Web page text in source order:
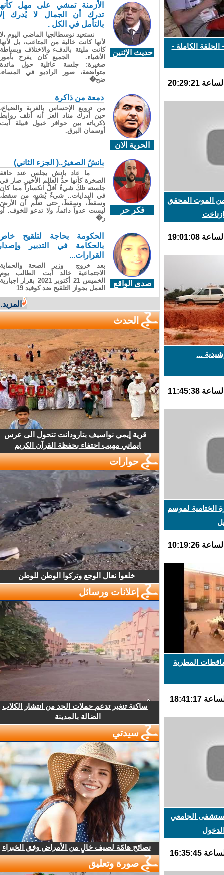
الكاملة -
الموت المحقق
...
لموسم
المطرية
الجامعي
حديث الإثنين
الأزمنة تمشي على مهل كأنها
تدرك أن الجمال لا يُدرك إلا
بالتأمل في الكل .
نستعيد نوسطالجيا الماضي اليوم ،لا
لأنها كانت خالية من المتاعب، بل لأنها
كانت مليئة بالدفء والاختلاف وبساطة
الأشياء. الجميع كان يفرح بأمور
صغيرة: جلسة عائلية حول مائدة
متواضعة، صور الراديو في المساء،
ضح�
الحرية الان
دمعة من ذاكرة
من ترويع الإحساس بالغربة والضياع،
حين أدرك مناد العز أنه أتلف روابط
ذكرياته بين حوافر خيول قبيلة آيت
أوسمان البرق.
فكر حر
بانشُ الصغيرُ..( الجزء الثاني)
ما عاد بانش يجلس عند حافة
الصخرة كأنها حدُّ العالم الأخير. صار في
جلسته تلكَ شيءٌ أقلُّ انكساراً مما كان
في البدايات.. شيءٌ يُشبِه من سقطَ،
وسقطَ، وسقطَ، حتى تعلّم أن الأرضَ
ليست عدواً دائماً، ولا تدعو للخوف. أو
ر�
صدى الواقع
الحكومة بحاجة لتلقيح خاص
بالحكامة في التدبير وإصدار
القرارات...
بعد خروج وزير الصحة والحماية
الاجتماعية خالد أبت الطالب يوم
الخميس 21 أكتوبر 2021 بقرار اجبارية
العمل بجواز التلقيح ضد كوفيد 19
المزيد...
الحدث
قرية إيمي نواسيف بتارودانت تتحول الى عرس
ايماني مهيب احتفاء بحفظة القرآن الكريم
حوارات
خلعوا نعال الوجع وتركوا الوطن للوطن
إعلانات ورسائل
ساكنة تنغير تدعم حملات الحد من انتشار الكلاب
الضالة بالمدينة
سيدتي
نصائح هامّة لصيف خالٍ من الأمراض وفق الخبراء
صورة وتعليق